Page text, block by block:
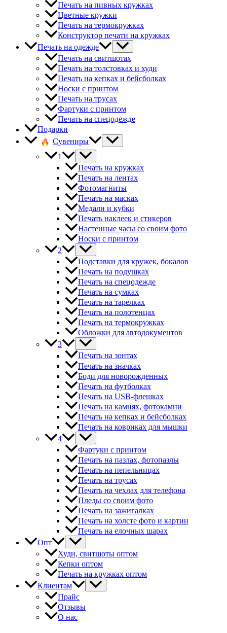
Печать на пивных кружках
Цветные кружки
Печать на термокружках
Конструктор печати на кружках
Печать на одежде
Печать на свитшотах
Печать на толстовках и худи
Печать на кепках и бейсболках
Носки с принтом
Печать на трусах
Фартуки с принтом
Печать на спецодежде
Подарки
Сувениры
1
Печать на кружках
Печать на лентах
Фотомагниты
Печать на масках
Медали и кубки
Печать наклеек и стикеров
Настенные часы со своим фото
Носки с принтом
2
Подставки для кружек, бокалов
Печать на подушках
Печать на спецодежде
Печать на сумках
Печать на тарелках
Печать на полотенцах
Печать на термокружках
Обложки для автодокументов
3
Печать на зонтах
Печать на значках
Боди для новорожденных
Печать на футболках
Печать на USB-флешках
Печать на камнях, фотокамни
Печать на кепках и бейсболках
Печать на ковриках для мышки
4
Фартуки с принтом
Печать на пазлах, фотопазлы
Печать на пепельницах
Печать на трусах
Печать на чехлах для телефона
Пледы со своим фото
Печать на зажигалках
Печать на холсте фото и картин
Печать на елочных шарах
Опт
Худи, свитшоты оптом
Кепки оптом
Печать на кружках оптом
Клиентам
Прайс
Отзывы
О нас